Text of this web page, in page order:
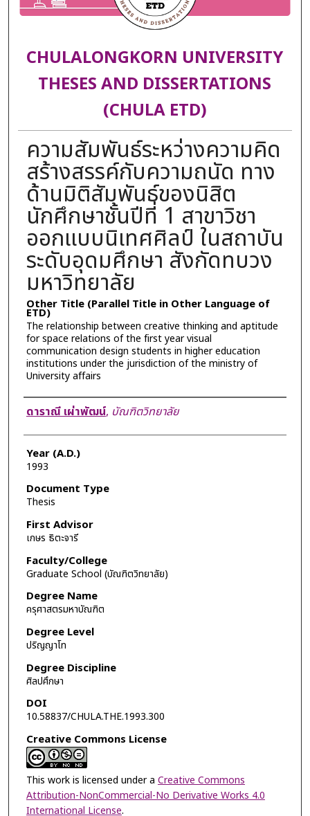
CHULALONGKORN UNIVERSITY
THESES AND DISSERTATIONS
(CHULA ETD)
ความสัมพันธ์ระหว่างความคิด
สร้างสรรค์กับความถนัด ทาง
ด้านมิติสัมพันธ์ของนิสิต
นักศึกษาชั้นปีที่ 1 สาขาวิชา
ออกแบบนิเทศศิลป์ ในสถาบัน
ระดับอุดมศึกษา สังกัดทบวง
มหาวิทยาลัย
Other Title (Parallel Title in Other Language of
ETD)
The relationship between creative thinking and aptitude
for space relations of the first year visual
communication design students in higher education
institutions under the jurisdiction of the ministry of
University affairs
Author
ดาราณี เผ่าพัฒน์, บัณฑิตวิทยาลัย
Year (A.D.)
1993
Document Type
Thesis
First Advisor
เกษร ธิตะจารี
Faculty/College
Graduate School (บัณฑิตวิทยาลัย)
Degree Name
ครุศาสตรมหาบัณฑิต
Degree Level
ปริญญาโท
Degree Discipline
ศิลปศึกษา
DOI
10.58837/CHULA.THE.1993.300
Creative Commons License
This work is licensed under a Creative Commons
Attribution-NonCommercial-No Derivative Works 4.0
International License.